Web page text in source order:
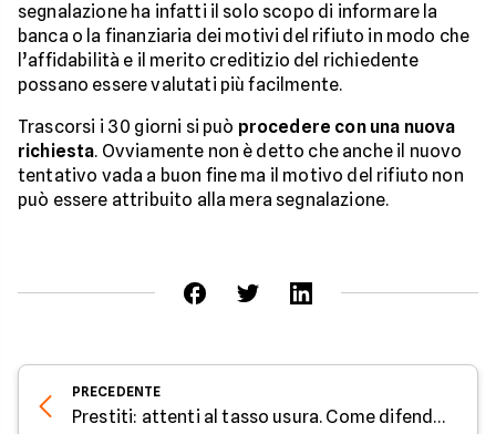
segnalazione ha infatti il solo scopo di informare la
banca o la finanziaria dei motivi del rifiuto in modo che
l’affidabilità e il merito creditizio del richiedente
possano essere valutati più facilmente.
Trascorsi i 30 giorni si può procedere con una nuova
richiesta. Ovviamente non è detto che anche il nuovo
tentativo vada a buon fine ma il motivo del rifiuto non
può essere attribuito alla mera segnalazione.
PRECEDENTE
Prestiti: attenti al tasso usura. Come difendersi - Parola all'esperto di Facile.it